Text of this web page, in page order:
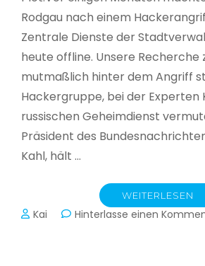
Rodgau nach einem
Zentrale Dienste der
heute offline. Unsere Recherche
mutmaßlich hinter dem Angriff
Hackergruppe, bei der Experten
russischen Geheimdienst
Präsident des
Kahl, hält …
WEITERLESEN
Kai Hinterlasse einen